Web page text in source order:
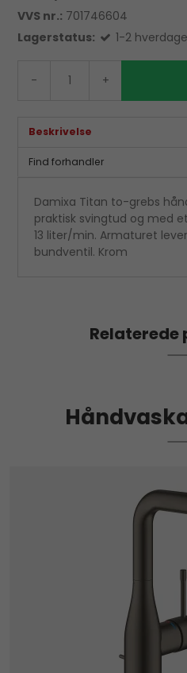
VVS nr.: 701746604
Lagerstatus:
1-2 hverdage
- +
Beskrivelse
Find forhandler
Damixa Titan to-grebs
praktisk svingtud og med
13 liter/min. Armaturet
bundventil. Krom
Relaterede